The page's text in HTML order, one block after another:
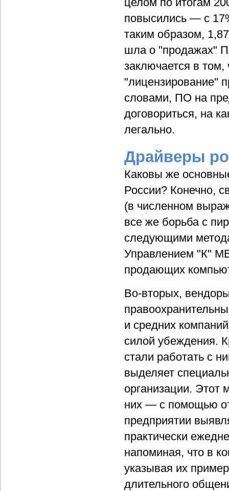
повысились — с
таким образом,
шла о "продажах"
заключается в
"лицензирование"
словами, ПО на
договориться, на
легально.
Драйверы
Каковы же
России? Конечно,
(в численном
все же борьба с
следующими
Управлением "К"
продающих
Во-вторых,
и средних
силой убеждения.
стали работать с
выделяет
организации. Этот
них — с помощью
предприятии
практически
напоминая, что в
указывая их
длительного